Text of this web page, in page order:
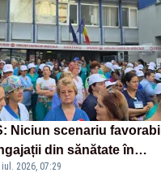
Niciun scenariu favorabil
din sănătate în
salarizării
iul. 2026, 07:29